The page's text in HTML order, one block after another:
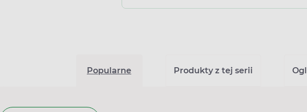
Popularne Produkty z tej serii